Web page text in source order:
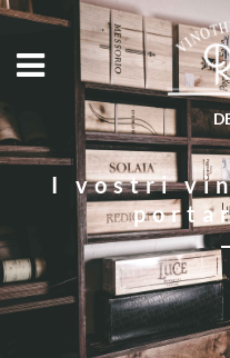
I vostri